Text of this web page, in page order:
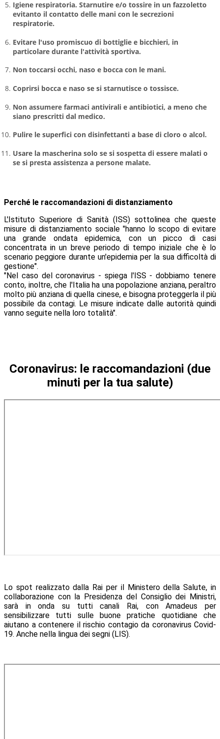
Igiene respiratoria. Starnutire e/o tossire in un fazzoletto
evitanto il contatto delle mani con le secrezioni
respiratorie.
Evitare l'uso promiscuo di bottiglie e bicchieri, in
particolare durante l'attività sportiva.
Non toccarsi occhi, naso e bocca con le mani.
Coprirsi bocca e naso se si starnutisce o tossisce.
Non assumere farmaci antivirali e antibiotici, a meno che
siano prescritti dal medico.
Pulire le superfici con disinfettanti a base di cloro o alcol.
Usare la mascherina solo se si sospetta di essere malati o
se si presta assistenza a persone malate.
Perché le raccomandazioni di distanziamento
L'Istituto Superiore di Sanità (ISS) sottolinea che queste
misure di distanziamento sociale "hanno lo scopo di evitare
una grande ondata epidemica, con un picco di casi
concentrata in un breve periodo di tempo iniziale che è lo
scenario peggiore durante un'epidemia per la sua difficoltà di
gestione".
"Nel caso del coronavirus - spiega l'ISS - dobbiamo tenere
conto, inoltre, che l'Italia ha una popolazione anziana, peraltro
molto più anziana di quella cinese, e bisogna proteggerla il più
possibile da contagi. Le misure indicate dalle autorità quindi
vanno seguite nella loro totalità".
Coronavirus: le raccomandazioni (due
minuti per la tua salute)
Lo spot realizzato dalla Rai per il Ministero della Salute, in
collaborazione con la Presidenza del Consiglio dei Ministri,
sarà in onda su tutti canali Rai, con Amadeus per
sensibilizzare tutti sulle buone pratiche quotidiane che
aiutano a contenere il rischio contagio da coronavirus Covid-
19. Anche nella lingua dei segni (LIS).